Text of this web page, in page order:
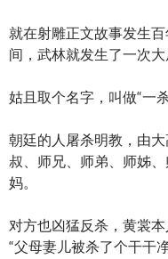
就在射雕正文故事发生
间，武林就发生了一次大
姑且取个名字，叫做“一杀
朝廷的人屠杀明教，由
叔、师兄、师弟、师姊
妈。
对方也凶猛反杀，黄裳
“父母妻儿被杀了个干干净